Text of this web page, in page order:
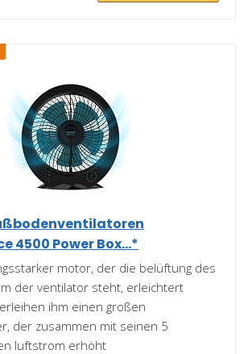
4500 Power Box...*
motor, der die belüftung des
der ventilator steht, erleichtert
ihm einen großen
der zusammen mit seinen 5
luftstrom erhöht